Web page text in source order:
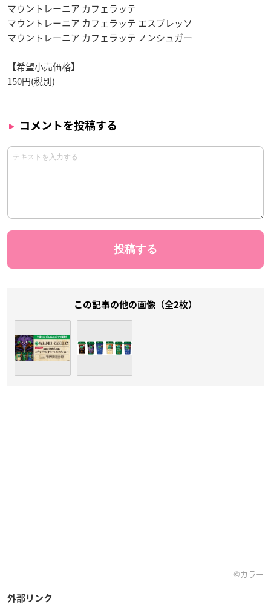
マウントレーニア カフェラッテ
マウントレーニア カフェラッテ エスプレッソ
マウントレーニア カフェラッテ ノンシュガー
【希望小売価格】
150円(税別)
コメントを投稿する
この記事の他の画像（全2枚）
©︎カラー
外部リンク